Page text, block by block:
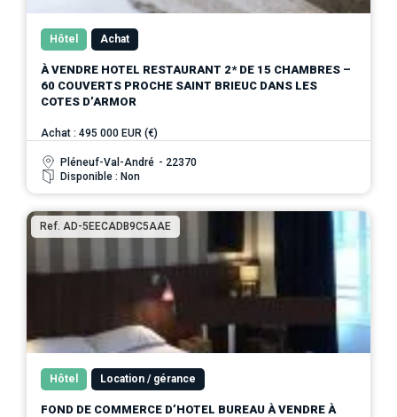
Hôtel Achat
À VENDRE HOTEL RESTAURANT 2* DE 15 CHAMBRES –
60 COUVERTS PROCHE SAINT BRIEUC DANS LES
COTES D’ARMOR
Achat : 495 000 EUR (€)
Pléneuf-Val-André - 22370
Disponible : Non
Ref. AD-5EECADB9C5AAE
Hôtel Location / gérance
FOND DE COMMERCE D’HOTEL BUREAU À VENDRE À